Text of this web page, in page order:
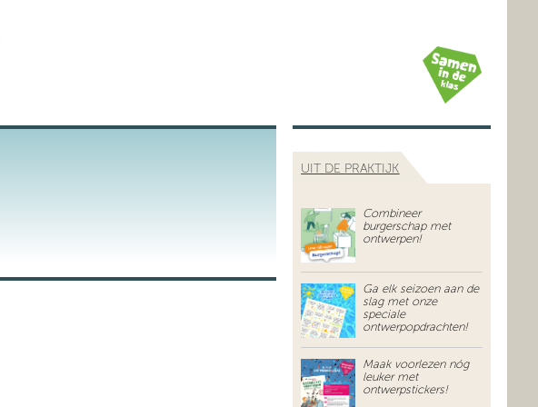
UIT DE PRAKTIJK
Combineer
burgerschap met
ontwerpen!
Ga elk seizoen aan de
slag met onze
speciale
ontwerpopdrachten!
Maak voorlezen nóg
leuker met
ontwerpstickers!